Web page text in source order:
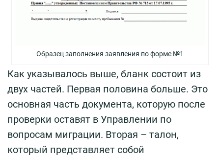
Образец заполнения заявления по форме №1
Как указывалось выше, бланк состоит из
двух частей. Первая половина больше. Это
основная часть документа, которую после
проверки оставят в Управлении по
вопросам миграции. Вторая – талон,
который представляет собой